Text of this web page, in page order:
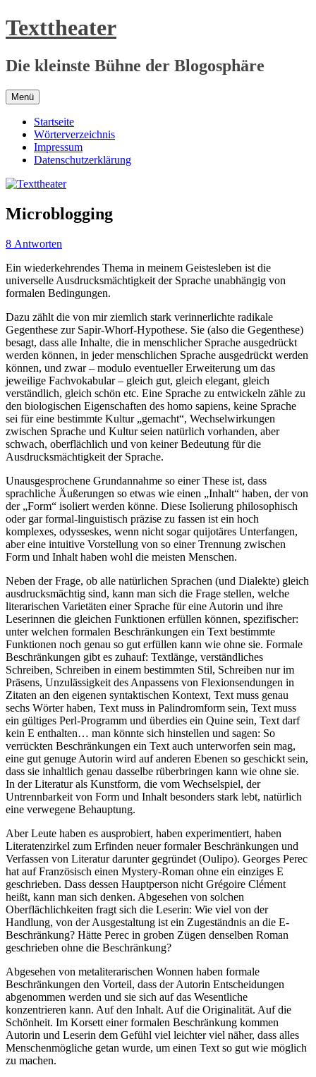
Zum
Inhalt
Texttheater
Die kleinste Bühne der Blogosphäre
Menü
Startseite
Wörterverzeichnis
Impressum
Datenschutzerklärung
Microblogging
8 Antworten
Ein wiederkehrendes Thema in meinem Geistesleben ist die
universelle Ausdrucksmächtigkeit der Sprache unabhängig von
formalen Bedingungen.
Dazu zählt die von mir ziemlich stark verinnerlichte radikale
Gegenthese zur Sapir-Whorf-Hypothese. Sie (also die Gegenthese)
besagt, dass alle Inhalte, die in menschlicher Sprache ausgedrückt
werden können, in jeder menschlichen Sprache ausgedrückt werden
können, und zwar – modulo eventueller Erweiterung um das
jeweilige Fachvokabular – gleich gut, gleich elegant, gleich
verständlich, gleich schön etc. Eine Sprache zu entwickeln zähle zu
den biologischen Eigenschaften des homo sapiens, keine Sprache
sei für eine bestimmte Kultur „gemacht“, Wechselwirkungen
zwischen Sprache und Kultur seien natürlich vorhanden, aber
schwach, oberflächlich und von keiner Bedeutung für die
Ausdrucksmächtigkeit der Sprache.
Unausgesprochene Grundannahme so einer These ist, dass
sprachliche Äußerungen so etwas wie einen „Inhalt“ haben, der von
der „Form“ isoliert werden könne. Diese Isolierung philosophisch
oder gar formal-linguistisch präzise zu fassen ist ein hoch
komplexes, odysseskes, wenn nicht sogar quijotäres Unterfangen,
aber eine intuitive Vorstellung von so einer Trennung zwischen
Form und Inhalt haben wohl die meisten Menschen.
Neben der Frage, ob alle natürlichen Sprachen (und Dialekte) gleich
ausdrucksmächtig sind, kann man sich die Frage stellen, welche
literarischen Varietäten einer Sprache für eine Autorin und ihre
Leserinnen die gleichen Funktionen erfüllen können, spezifischer:
unter welchen formalen Beschränkungen ein Text bestimmte
Funktionen noch genau so gut erfüllen kann wie ohne sie. Formale
Beschränkungen gibt es zuhauf: Textlänge, verständliches
Schreiben, Schreiben in einem bestimmten Stil, Schreiben nur im
Präsens, Unzulässigkeit des Anpassens von Flexionsendungen in
Zitaten an den eigenen syntaktischen Kontext, Text muss genau
sechs Wörter haben, Text muss in Palindromform sein, Text muss
ein gültiges Perl-Programm und überdies ein Quine sein, Text darf
kein E enthalten… man könnte sich hinstellen und sagen: So
verrückten Beschränkungen ein Text auch unterworfen sein mag,
eine gut genuge Autorin wird auf anderen Ebenen so geschickt sein,
dass sie inhaltlich genau dasselbe rüberbringen kann wie ohne sie.
In der Literatur als Kunstform, die vom Wechselspiel, der
Untrennbarkeit von Form und Inhalt besonders stark lebt, natürlich
eine verwegene Behauptung.
Aber Leute haben es ausprobiert, haben experimentiert, haben
Literatenzirkel zum Erfinden neuer formaler Beschränkungen und
Verfassen von Literatur darunter gegründet (Oulipo). Georges Perec
hat auf Französisch einen Mystery-Roman ohne ein einziges E
geschrieben. Dass dessen Hauptperson nicht Grégoire Clément
heißt, kann man sich denken. Abgesehen von solchen
Oberflächlichkeiten fragt sich die Leserin: Wie viel von der
Handlung, von der Ausgestaltung ist ein Zugeständnis an die E-
Beschränkung? Hätte Perec in groben Zügen denselben Roman
geschrieben ohne die Beschränkung?
Abgesehen von metaliterarischen Wonnen haben formale
Beschränkungen den Vorteil, dass der Autorin Entscheidungen
abgenommen werden und sie sich auf das Wesentliche
konzentrieren kann. Auf den Inhalt. Auf die Originalität. Auf die
Schönheit. Im Korsett einer formalen Beschränkung kommen
Autorin und Leserin dem Gefühl viel leichter viel näher, dass alles
Menschenmögliche getan wurde, um einen Text so gut wie möglich
zu machen.